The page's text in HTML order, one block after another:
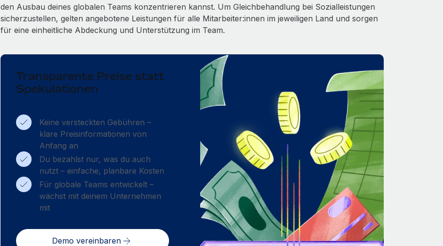
den Ausbau deines globalen Teams konzentrieren kannst. Um Gleichbehandlung bei Sozialleistungen
sicherzustellen, gelten angebotene Leistungen für alle Mitarbeiter:innen im jeweiligen Land und sorgen
für eine einheitliche Abdeckung und Unterstützung im Team.
Transparente Preise statt
Spekulationen
Keine versteckten Gebühren –
klare Preisinformationen von
Anfang an
Du bezahlst nur, was du auch
nutzt – einfache, planbare Kosten
Für globale Teams entwickelt –
wächst mit deinem Unternehmen
mit
Demo vereinbaren